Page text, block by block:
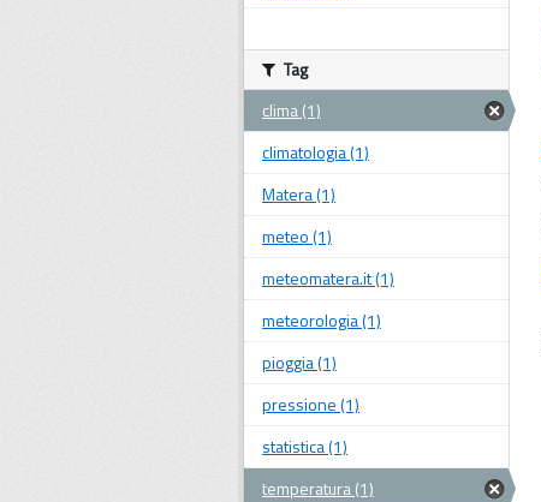
Tag
clima (1)
climatologia (1)
Matera (1)
meteo (1)
meteomatera.it (1)
meteorologia (1)
pioggia (1)
pressione (1)
statistica (1)
temperatura (1)